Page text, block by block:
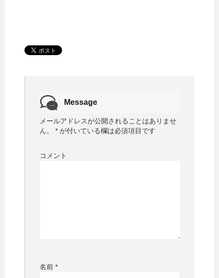
Message
メールアドレスが公開されることはありませ
ん。
* が付いている欄は必須項目です
コメント
名前 *